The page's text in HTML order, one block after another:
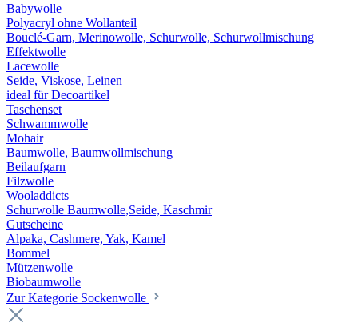
Babywolle
Polyacryl ohne Wollanteil
Bouclé-Garn, Merinowolle, Schurwolle, Schurwollmischung
Effektwolle
Lacewolle
Seide, Viskose, Leinen
ideal für Decoartikel
Taschenset
Schwammwolle
Mohair
Baumwolle, Baumwollmischung
Beilaufgarn
Filzwolle
Wooladdicts
Schurwolle Baumwolle,Seide, Kaschmir
Gutscheine
Alpaka, Cashmere, Yak, Kamel
Bommel
Mützenwolle
Biobaumwolle
Zur Kategorie Sockenwolle